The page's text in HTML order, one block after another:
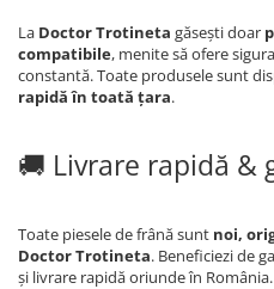
La Doctor Trotineta găsești doar
compatibile, menite să ofere
constantă. Toate produsele sunt
rapidă în toată țara.
🚚 Livrare rapidă &
Toate piesele de frână sunt noi,
Doctor Trotineta. Beneficiezi de
și livrare rapidă oriunde în România.